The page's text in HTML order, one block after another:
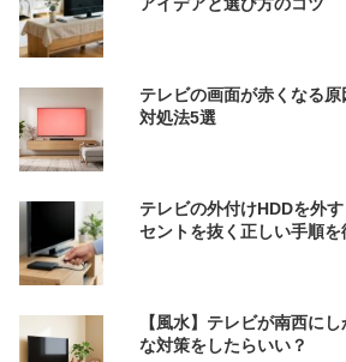
テレビの画面が赤くなる
対処法5選
テレビの外付けHDDを外
セントを抜く正しい手順を
【風水】テレビが南西に
な対策をしたらいい？